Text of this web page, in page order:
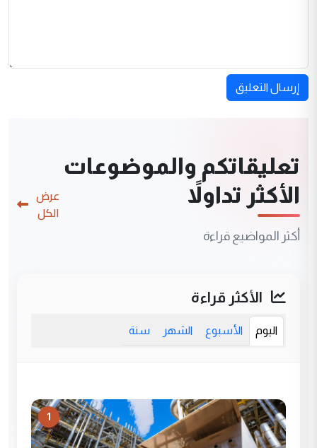
إرسال التعليق
تعليقاتكم والموضوعات
الأكثر تداولاً
أكثر المواضيع قراءة
عرض
الكل
الأكثر قراءة
اليوم الأسبوع الشهر سنة
1